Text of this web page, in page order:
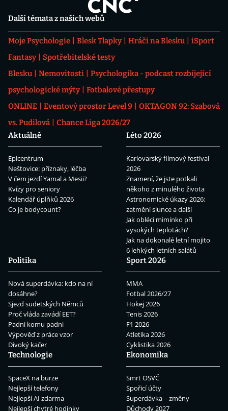
Další témata z našich webů
Moje Psychologie Blesk Tlapky Hráči na Blesku
iSport
Fantasy
Spotřebitelské testy
Blesku
Nemovitosti
Psychologika - podcast rozbíjející
psychologické mýty
Fotbalové přestupy
ONLINE
Eventový prostor Level 9
OKTAGON 92: Szabová
vs. Pudilová
Chance Liga 2026/27
Aktuálně
Epicentrum
Neštovice: příznaky, léčba
V čem jezdí Yamal a Mesii?
Kvízy pro seniory
Kalendář úplňků 2026
Co je bodycount?
Léto 2026
Karlovarský filmový festival
2026
Znamení, že jste potkali
někoho z minulého života
Astronomické úkazy 2026:
zatmění slunce a další
Jak obléci miminko při
vysokých teplotách?
Jak na dokonalé letní mojito
6 lehkých letních salátů
Politika
Nová superdávka: kdo na ní
dosáhne?
Sjezd sudetských Němců
Proč vláda zavádí EET?
Padni komu padni
Výpověď z práce vzor
Divoký kačer
Sport 2026
MMA
Fotbal 2026/27
Hokej 2026
Tenis 2026
F1 2026
Atletika 2026
Cyklistika 2026
Technologie
SpaceX na burze
Nejlepší telefony
Nejlepší AI zdarma
Nejlepší chytré hodinky
Ekonomika
Smrt OSVČ
Spořicí účty
Superdávka – změny
Důchody 2027